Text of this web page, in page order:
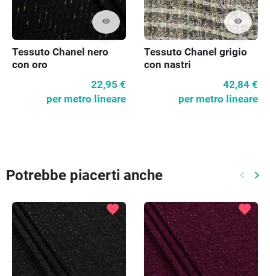
visibility
Tessuto Chanel nero
con oro
22,95 €
per metro lineare
visibility
Tessuto Chanel grigio
con nastri
42,84 €
per metro lineare
Potrebbe piacerti anche keyboard_arrow_left keyboard_arrow_right
favorite favorite